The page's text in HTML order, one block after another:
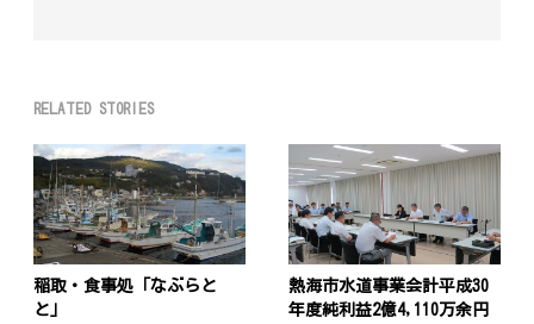
RELATED STORIES
稲取・食事処「なぶらと
と」
熱海市水道事業会計平成30
年度純利益2億4,110万余円